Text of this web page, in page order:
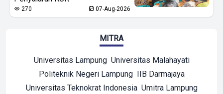
270 07-Aug-2026
MITRA
Universitas Lampung Universitas Malahayati
Politeknik Negeri Lampung IIB Darmajaya
Universitas Teknokrat Indonesia Umitra Lampung